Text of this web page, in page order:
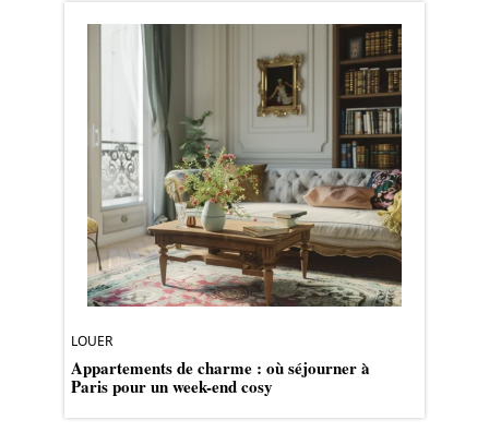
LOUER
Appartements de charme : où séjourner à
Paris pour un week-end cosy